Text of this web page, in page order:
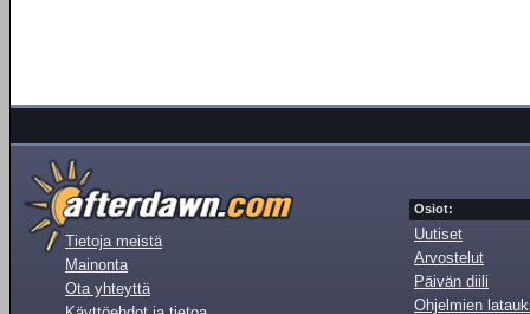
Tietoja meistä
Mainonta
Ota yhteyttä
Osiot:
Uutiset
Arvostelut
Päivän diili
Ohjelmien